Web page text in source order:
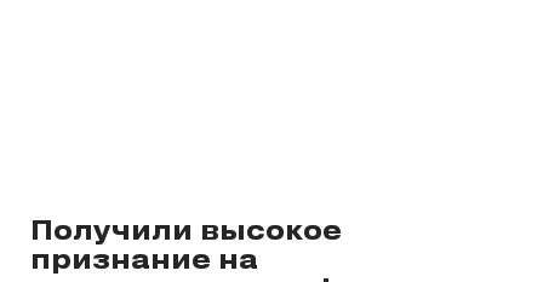
Получили высокое
признание на